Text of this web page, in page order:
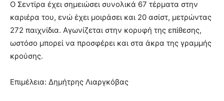
Ο Σεντίρα έχει σημειώσει συνολικά 67 τέρματα στην
καριέρα του, ενώ έχει μοιράσει και 20 ασίστ, μετρώντας
272 παιχνίδια. Αγωνίζεται στην κορυφή της επίθεσης,
ωστόσο μπορεί να προσφέρει και στα άκρα της γραμμής
κρούσης.
Επιμέλεια: Δημήτρης Λιαργκόβας